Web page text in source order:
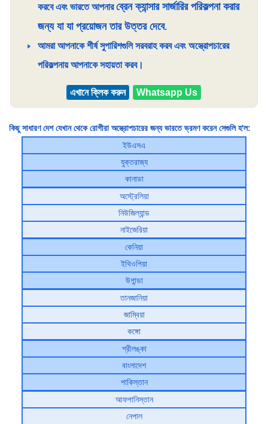
করবে এবং ভারতে আপনারব্রেন ক্যান্সার সার্জারির পরিকল্পনা করার
জন্য যা যা প্রয়োজন তার উত্তর দেবে.
আমরা আপনাকে শীর্ষ সুপারিশগুলি সরবরাহ করব এবং অস্ত্রোপচারের
পরিকল্পনায় আপনাকে সহায়তা করব।
এখানে ক্লিক করুন Whatsapp Us
কিছু সাধারণ দেশ যেখান থেকে রোগীরা অস্ত্রোপচারের জন্য ভারতে ভ্রমণ করেন সেগুলি হ'ল:
ইউএসএ
যুক্তরাজ্য
কানাডা
অস্ট্রেলিয়া
নিউজিল্যান্ড
নাইজেরিয়া
কেনিয়া
ইথিওপিয়া
উগান্ডা
তানজানিয়া
জাম্বিয়া
কঙ্গো
শ্রীলঙ্কা
বাংলাদেশ
পাকিস্তান
আফগানিস্তান
নেপাল